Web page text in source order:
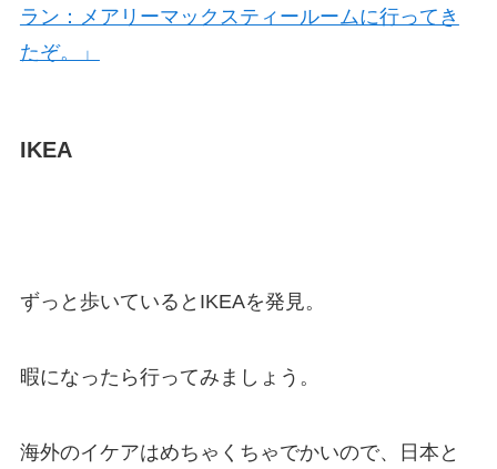
ラン：メアリーマックスティールームに行ってき
たぞ。」
IKEA
ずっと歩いているとIKEAを発見。
暇になったら行ってみましょう。
海外のイケアはめちゃくちゃでかいので、日本と